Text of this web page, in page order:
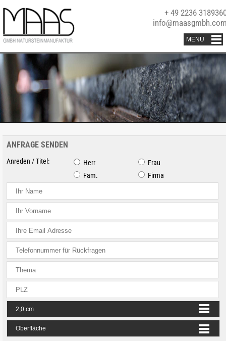
+ 49 2236
ANFRAGE SENDEN
Anreden / Titel: Herr
Frau
Fam.
Firma